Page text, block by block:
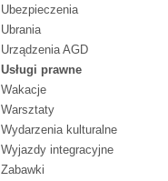
Ubezpieczenia
Ubrania
Urządzenia AGD
Usługi prawne
Wakacje
Warsztaty
Wydarzenia kulturalne
Wyjazdy integracyjne
Zabawki